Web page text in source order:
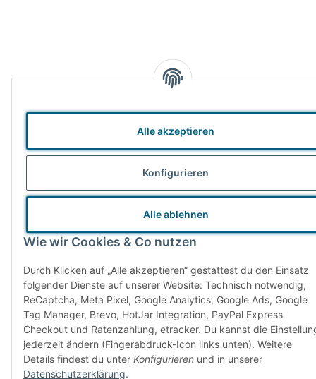
Alle akzeptieren
Konfigurieren
Alle ablehnen
Wie wir Cookies & Co nutzen
Durch Klicken auf „Alle akzeptieren“ gestattest du den Einsatz
folgender Dienste auf unserer Website: Technisch notwendig,
ReCaptcha, Meta Pixel, Google Analytics, Google Ads, Google
Tag Manager, Brevo, HotJar Integration, PayPal Express
Checkout und Ratenzahlung, etracker. Du kannst die
jederzeit ändern (Fingerabdruck-Icon links unten). Weitere
Details findest du unter Konfigurieren und in unserer
Datenschutzerklärung.